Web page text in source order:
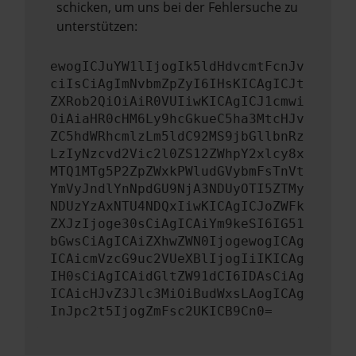
schicken, um uns bei der Fehlersuche zu
unterstützen:
ewogICJuYW1lIjogIk5ldHdvcmtFcnJv
ciIsCiAgImNvbmZpZyI6IHsKICAgICJt
ZXRob2QiOiAiR0VUIiwKICAgICJ1cmwi
OiAiaHR0cHM6Ly9hcGkueC5ha3MtcHJv
ZC5hdWRhcmlzLm5ldC92MS9jbGllbnRz
LzIyNzcvd2Vic2l0ZS12ZWhpY2xlcy8x
MTQ1MTg5P2ZpZWxkPWludGVybmFsTnVt
YmVyJndlYnNpdGU9NjA3NDUyOTI5ZTMy
NDUzYzAxNTU4NDQxIiwKICAgICJoZWFk
ZXJzIjoge30sCiAgICAiYm9keSI6IG51
bGwsCiAgICAiZXhwZWN0IjogewogICAg
ICAicmVzcG9uc2VUeXBlIjogIiIKICAg
IH0sCiAgICAidGltZW91dCI6IDAsCiAg
ICAicHJvZ3Jlc3MiOiBudWxsLAogICAg
InJpc2t5IjogZmFsc2UKICB9Cn0=